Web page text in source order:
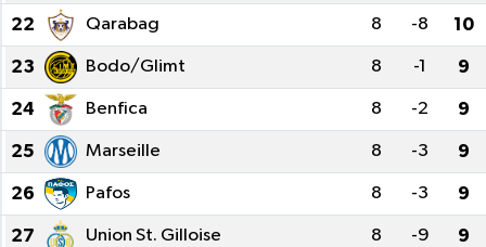
22 Qarabag 8 -8 10
23 Bodo/Glimt 8 -1 9
24 Benfica 8 -2 9
25 Marseille 8 -3 9
26 Pafos 8 -3 9
27 Union St. Gilloise 8 -9 9